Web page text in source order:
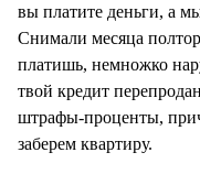
вы платите деньги, а
Снимали месяца
платишь, немножко
твой кредит
штрафы-проценты,
заберем квартиру.